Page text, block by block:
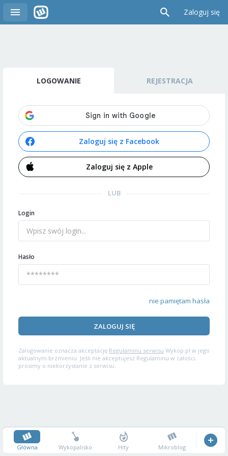
Zaloguj się
LOGOWANIE REJESTRACJA
Zaloguj się z Facebook
Zaloguj się z Apple
LUB
Login
Hasło
nie pamiętam hasła
ZALOGUJ SIĘ
Zalogowanie oznacza akceptację Regulaminu serwisu Wykop.pl w jego
aktualnym brzmieniu. Jeśli nie akceptujesz Regulaminu w całości,
prosimy o niekorzystanie z serwisu.
Główna Wykopalisko Hity Mikroblog